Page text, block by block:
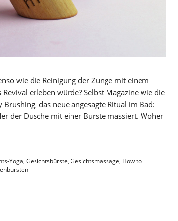
wie die Reinigung der Zunge mit einem
erleben würde? Selbst Magazine wie die
das neue angesagte Ritual im Bad:
der Dusche mit einer Bürste massiert. Woher
Yoga, Gesichtsbürste, Gesichtsmassage, How to,